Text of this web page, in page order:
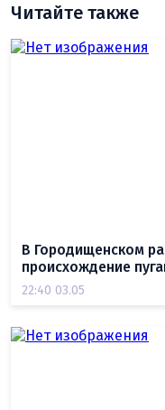
Читайте также
В Городищенском
происхождение
22:40 03.05